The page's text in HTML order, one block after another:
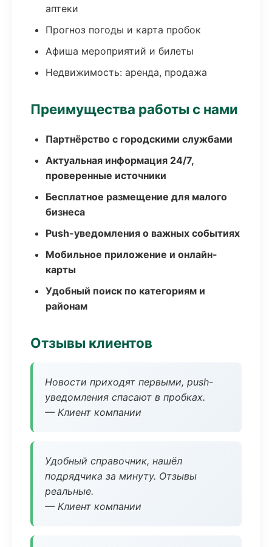
аптеки
Прогноз погоды и карта пробок
Афиша мероприятий и билеты
Недвижимость: аренда, продажа
Преимущества работы с нами
Партнёрство с городскими службами
Актуальная информация 24/7,
проверенные источники
Бесплатное размещение для малого
бизнеса
Push-уведомления о важных событиях
Мобильное приложение и онлайн-
карты
Удобный поиск по категориям и
районам
Отзывы клиентов
Новости приходят первыми, push-
уведомления спасают в пробках.
— Клиент компании
Удобный справочник, нашёл
подрядчика за минуту. Отзывы
реальные.
— Клиент компании